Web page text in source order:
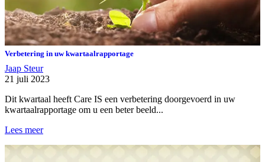
Verbetering in uw kwartaalrapportage
Jaap Steur
21 juli 2023
Dit kwartaal heeft Care IS een verbetering doorgevoerd in uw
kwartaalrapportage om u een beter beeld...
Lees meer